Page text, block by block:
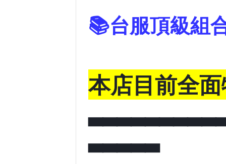
📚台服頂級組
本店目前全
▃▃▃▃▃